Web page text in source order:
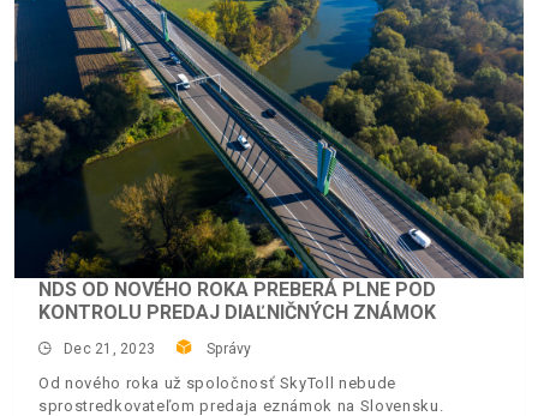
NDS OD NOVÉHO ROKA PREBERÁ PLNE POD
KONTROLU PREDAJ DIAĽNIČNÝCH ZNÁMOK
Dec 21, 2023 Správy
Od nového roka už spoločnosť SkyToll nebude
sprostredkovateľom predaja eznámok na Slovensku.